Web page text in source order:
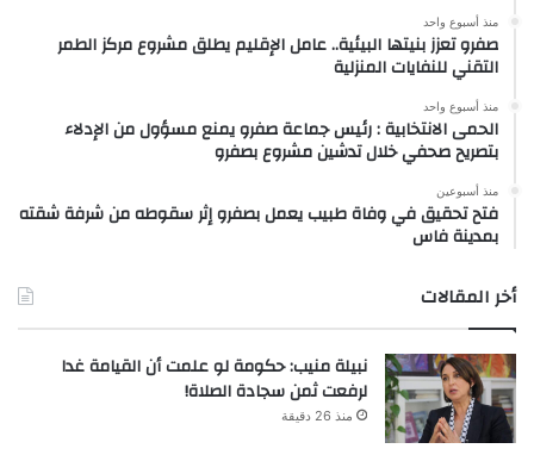
منذ أسبوع واحد
صفرو تعزز بنيتها البيئية.. عامل الإقليم يطلق مشروع مركز الطمر
التقني للنفايات المنزلية
منذ أسبوع واحد
الحمى الانتخابية : رئيس جماعة صفرو يمنع مسؤول من الإدلاء
بتصريح صحفي خلال تدشين مشروع بصفرو
منذ أسبوعين
فتح تحقيق في وفاة طبيب يعمل بصفرو إثر سقوطه من شرفة شقته
بمدينة فاس
أخر المقالات
نبيلة منيب: حكومة لو علمت أن القيامة غدا
لرفعت ثمن سجادة الصلاة!
منذ 26 دقيقة